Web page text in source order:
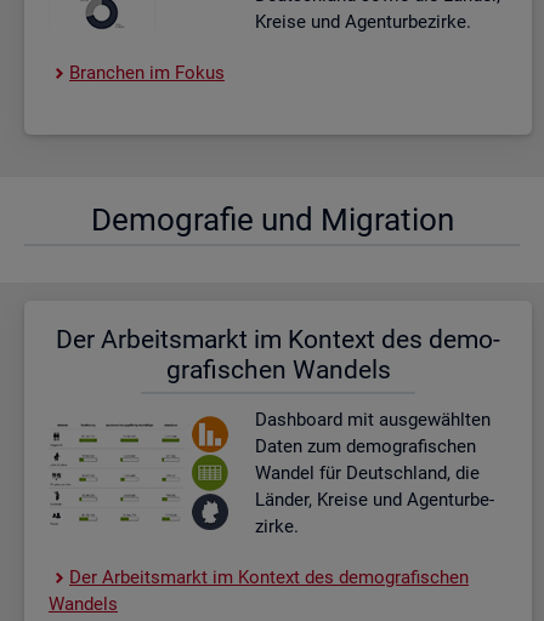
Krei­se und Agen­tur­be­zir­ke.
Bran­chen im Fokus
De­mo­gra­fie und Mi­gra­ti­on
Der Ar­beits­markt im Kon­text des de­mo­
gra­fi­schen Wan­dels
Dash­board mit aus­ge­wähl­ten
Daten zum de­mo­gra­fi­schen
Wan­del für Deutsch­land, die
Län­der, Krei­se und Agen­tur­be­
zir­ke.
Der Ar­beits­markt im Kon­text des de­mo­gra­fi­schen
Wan­dels